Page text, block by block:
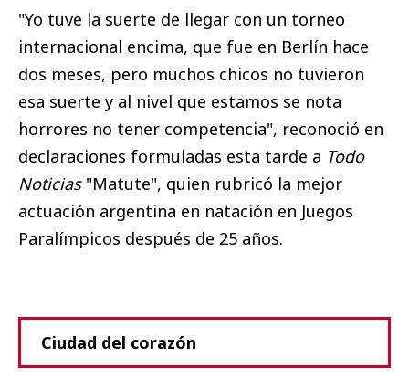
"Yo tuve la suerte de llegar con un torneo
internacional encima, que fue en Berlín hace
dos meses, pero muchos chicos no tuvieron
esa suerte y al nivel que estamos se nota
horrores no tener competencia", reconoció en
declaraciones formuladas esta tarde a Todo
Noticias"Matute", quien rubricó la mejor
actuación argentina en natación en Juegos
Paralímpicos después de 25 años.
Ciudad del corazón